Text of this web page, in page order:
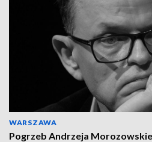
WARSZAWA
Pogrzeb Andrzeja